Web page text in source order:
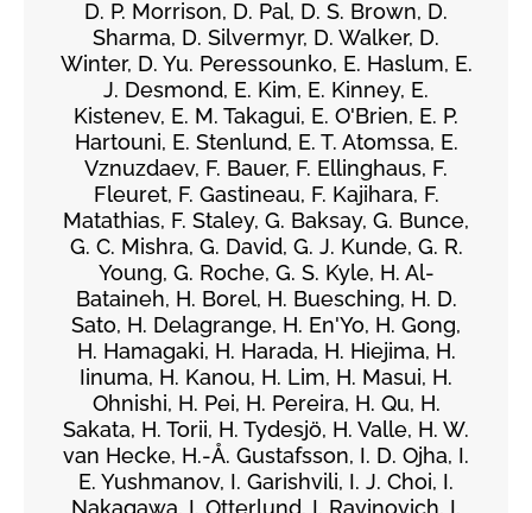
D. P. Morrison, D. Pal, D. S. Brown, D.
Sharma, D. Silvermyr, D. Walker, D.
Winter, D. Yu. Peressounko, E. Haslum, E.
J. Desmond, E. Kim, E. Kinney, E.
Kistenev, E. M. Takagui, E. O'Brien, E. P.
Hartouni, E. Stenlund, E. T. Atomssa, E.
Vznuzdaev, F. Bauer, F. Ellinghaus, F.
Fleuret, F. Gastineau, F. Kajihara, F.
Matathias, F. Staley, G. Baksay, G. Bunce,
G. C. Mishra, G. David, G. J. Kunde, G. R.
Young, G. Roche, G. S. Kyle, H. Al-
Bataineh, H. Borel, H. Buesching, H. D.
Sato, H. Delagrange, H. En'Yo, H. Gong,
H. Hamagaki, H. Harada, H. Hiejima, H.
Iinuma, H. Kanou, H. Lim, H. Masui, H.
Ohnishi, H. Pei, H. Pereira, H. Qu, H.
Sakata, H. Torii, H. Tydesjö, H. Valle, H. W.
van Hecke, H.-Å. Gustafsson, I. D. Ojha, I.
E. Yushmanov, I. Garishvili, I. J. Choi, I.
Nakagawa, I. Otterlund, I. Ravinovich, I.